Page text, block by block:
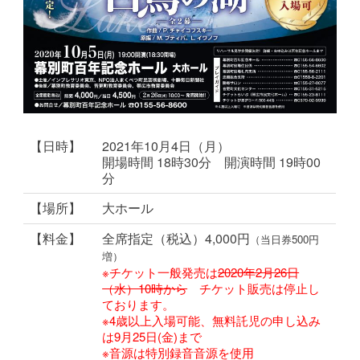
【日時】
2021年10月4日（月）
開場時間 18時30分 開演時間 19時00
分
【場所】
大ホール
【料金】
全席指定（税込）4,000円 （当日券500円
増）
※チケット一般発売は2020年2月26日
（水）10時からチケット販売は停止し
ております。
※4歳以上入場可能、無料託児の申し込み
は9月25日(金)まで
※音源は特別録音音源を使用